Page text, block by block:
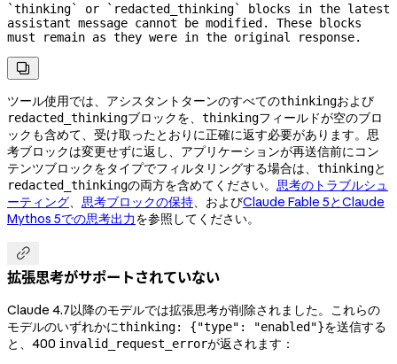
`thinking` or `redacted_thinking` blocks in the latest
assistant message cannot be modified. These blocks
must remain as they were in the original response.

ツール使用では、アシスタントターンのすべてのthinkingおよび
redacted_thinkingブロックを、 thinkingフィールドが空のブロ
ックも含めて、受け取ったとおりに正確に返す必要があります。思
考ブロックは変更せずに返し、アプリケーションが再送信前にコン
テンツブロックをタイプでフィルタリングする場合は、 thinkingと
redacted_thinkingの両方を含めてください。 思考のトラブルシュ
ーティング、 思考ブロックの保持、およびClaude Fable 5とClaude
Mythos 5での思考出力を参照してください。

拡張思考がサポートされていない
Claude 4.7以降のモデルでは拡張思考が削除されました。これらの
モデルのいずれかにthinking: {"type": "enabled"}を送信する
と、400 invalid_request_errorが返されます：